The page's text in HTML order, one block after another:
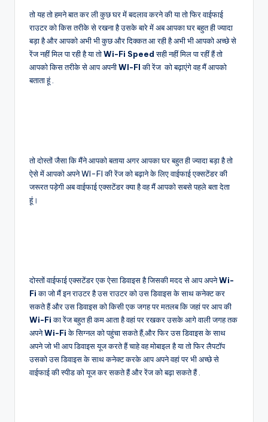
तो यह तो हमने बात कर ली कुछ घर में बदलाव करने की या तो फिर वाईफाई
राउटर को किस तरीके से रखना है उसके बारे में अब आपका घर बहुत ही ज्यादा
बड़ा है और आपको अभी भी कुछ और दिक्कत आ रही है अभी भी आपको अच्छे से
रेंज नहीं मिल पा रही है या तोWi-Fi Speedसही नहीं मिल पा रहीं हैं तो
आपको किस तरीके से आप अपनीWI-FIकी रेंज को बढ़ाएंगे वह मैं आपको
बताता हूं .
तो दोस्तों जैसा कि मैंने आपको बताया अगर आपका घर बहुत ही ज्यादा बड़ा है तो
ऐसे में आपको अपने WI-FI की रेंज को बढ़ाने के लिए वाईफाई एक्सटेंडर की
जरूरत पड़ेगी अब वाईफाई एक्सटेंडर क्या है वह मैं आपको सबसे पहले बता देता
हूं।
दोस्तों वाईफाई एक्सटेंडर एक ऐसा डिवाइस है जिसकी मदद से आप अपनेWi-
Fiका जो मैं इन राउटर है उस राउटर को उस डिवाइस के साथ कनेक्ट कर
सकते हैं और उस डिवाइस को किसी एक जगह पर मतलब कि जहां पर आप की
Wi-Fiका रेंज बहुत ही कम आता है वहां पर रखकर उसके आगे वाली जगह तक
अपनेWi-Fiके सिग्नल को पहुंचा सकते हैं,और फिर उस डिवाइस के साथ
अपने जो भी आप डिवाइस यूज करते हैं चाहे वह मोबाइल है या तो फिर लैपटॉप
उसको उस डिवाइस के साथ कनेक्ट करके आप अपने वहां पर भी अच्छे से
वाईफाई की स्पीड को यूज कर सकते हैं और रेंज को बढ़ा सकते हैं .